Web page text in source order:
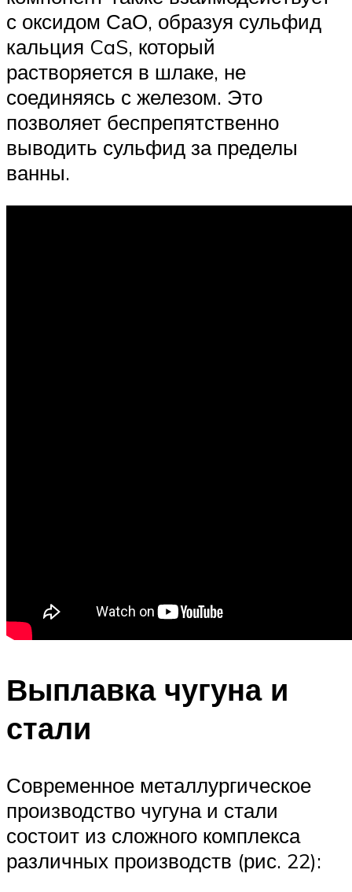
с оксидом СаО, образуя сульфид
кальция CaS, который
растворяется в шлаке, не
соединяясь с железом. Это
позволяет беспрепятственно
выводить сульфид за пределы
ванны.
Выплавка чугуна и
стали
Современное металлургическое
производство чугуна и стали
состоит из сложного комплекса
различных производств (рис. 22):